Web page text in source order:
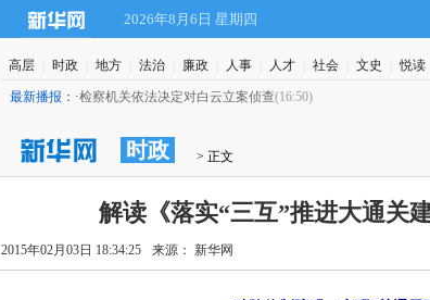
2026年8月6日 星期四
高层 时政 地方 法治 廉政 人事 人才 社会 文史 悦读
最新播报：
·检察机关依法决定对白云立案侦查(16:50)
时政 > 正文
解读《落实“三互”推进大通关
2015年02月03日 18:34:25 来源： 新华网